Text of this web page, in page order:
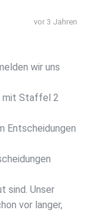
vor 3 Jahren
wir uns
mit Staffel 2
Entscheidungen
sind. Unser
vor langer,